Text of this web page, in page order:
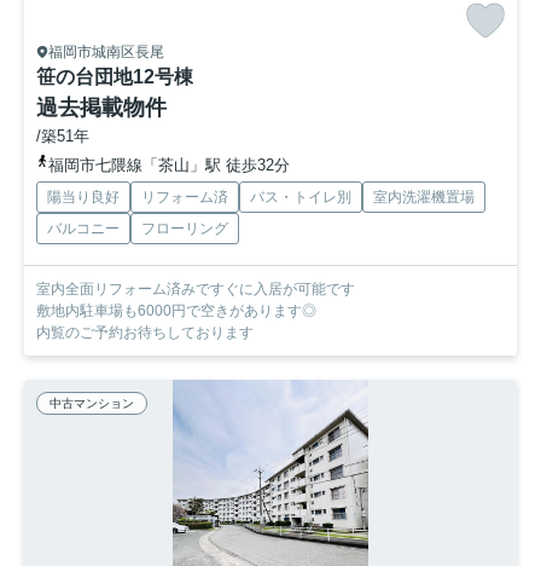
福岡市城南区長尾
笹の台団地12号棟
過去掲載物件
/築51年
福岡市七隈線「茶山」駅 徒歩32分
陽当り良好 リフォーム済 バス・トイレ別
室内洗濯機置場
バルコニー
フローリング
室内全面リフォーム済みですぐに入居が可能です
敷地内駐車場も6000円で空きがあります◎
内覧のご予約お待ちしております
中古マンション